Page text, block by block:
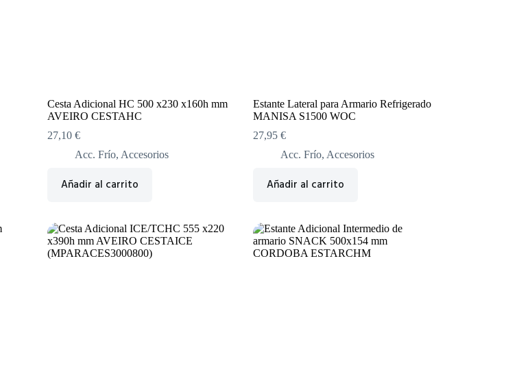
Cesta Adicional HC 500 x230 x160h mm
AVEIRO CESTAHC
27,10 €
Acc. Frío, Accesorios
Añadir al carrito
Estante Lateral para Armario Refrigerado
MANISA S1500 WOC
27,95 €
Acc. Frío, Accesorios
Añadir al carrito